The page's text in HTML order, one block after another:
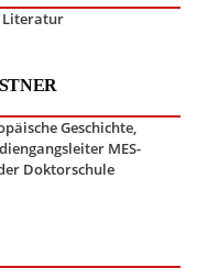
Literatur
Geschichte,
MES-
Doktorschule